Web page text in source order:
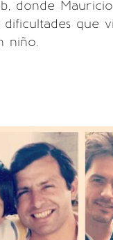
donde
que
niño.